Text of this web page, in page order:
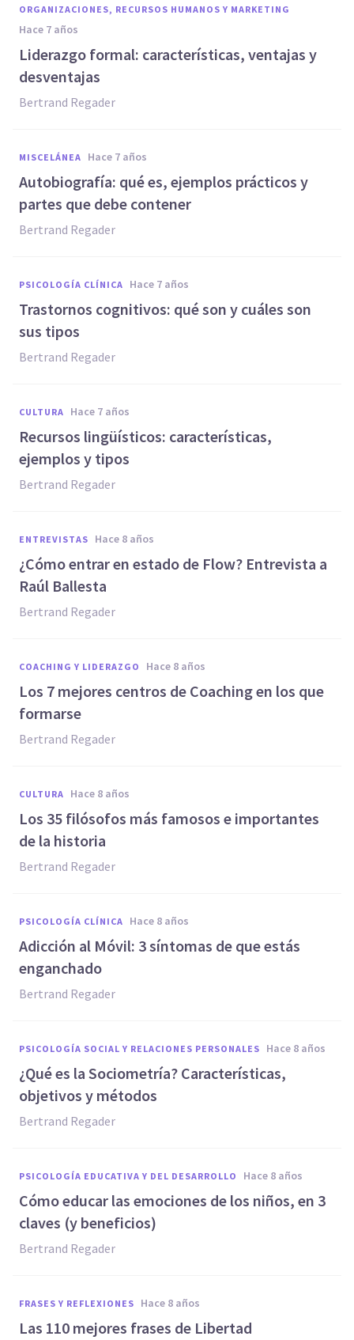
ORGANIZACIONES, RECURSOS HUMANOS Y MARKETING
hace 7 años
Liderazgo formal: características, ventajas y
desventajas
Bertrand Regader
MISCELÁNEA hace 7 años
Autobiografía: qué es, ejemplos prácticos y
partes que debe contener
Bertrand Regader
PSICOLOGÍA CLÍNICA hace 7 años
Trastornos cognitivos: qué son y cuáles son
sus tipos
Bertrand Regader
CULTURA hace 7 años
Recursos lingüísticos: características,
ejemplos y tipos
Bertrand Regader
ENTREVISTAS hace 8 años
¿Cómo entrar en estado de Flow? Entrevista a
Raúl Ballesta
Bertrand Regader
COACHING Y LIDERAZGO hace 8 años
Los 7 mejores centros de Coaching en los que
formarse
Bertrand Regader
CULTURA hace 8 años
Los 35 filósofos más famosos e importantes
de la historia
Bertrand Regader
PSICOLOGÍA CLÍNICA hace 8 años
Adicción al Móvil: 3 síntomas de que estás
enganchado
Bertrand Regader
PSICOLOGÍA SOCIAL Y RELACIONES PERSONALES hace 8 años
¿Qué es la Sociometría? Características,
objetivos y métodos
Bertrand Regader
PSICOLOGÍA EDUCATIVA Y DEL DESARROLLO hace 8 años
Cómo educar las emociones de los niños, en 3
claves (y beneficios)
Bertrand Regader
FRASES Y REFLEXIONES hace 8 años
Las 110 mejores frases de Libertad